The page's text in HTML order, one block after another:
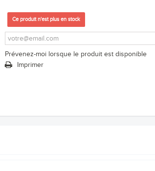
Ce produit n'est plus en stock
Prévenez-moi lorsque le produit est disponible
Imprimer